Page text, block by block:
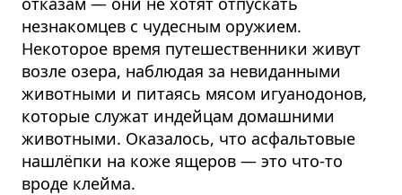
незнакомцев с чудесным оружием.
Некоторое время путешественники живут
возле озера, наблюдая за невиданными
животными и питаясь мясом игуанодонов,
которые служат индейцам домашними
животными. Оказалось, что асфальтовые
нашлёпки на коже ящеров — это что-то
вроде клейма.